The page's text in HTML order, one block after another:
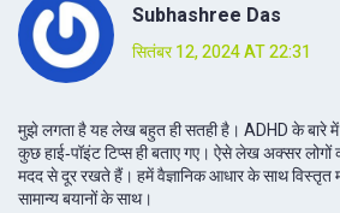
Subhashree Das
सितंबर 12, 2024 AT 22:31
मुझे लगता है यह लेख बहुत ही सतही है। ADHD के बारे में
कुछ हाई‑पॉइंट टिप्स ही बताए गए। ऐसे लेख अक्सर
मदद से दूर रखते हैं। हमें वैज्ञानिक आधार के साथ विस्तृत
सामान्य बयानों के साथ।